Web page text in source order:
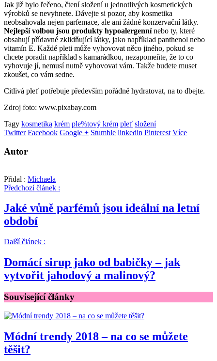
Jak již bylo řečeno, čtení složení u jednotlivých kosmetických
výrobků se nevyhnete. Dávejte si pozor, aby kosmetika
neobsahovala nejen parfemace, ale ani žádné konzervační látky.
Nejlepší volbou jsou produkty hypoalergennínebo ty, které
obsahují přídavné zklidňující látky, jako například panthenol nebo
vitamín E. Každé pleti může vyhovovat něco jiného, pokud se
chcete poradit například s kamarádkou, nezapomeňte, že to co
vyhovuje jí, nemusí nutně vyhovovat vám. Takže budete muset
zkoušet, co vám sedne.
Citlivá pleť potřebuje především pořádně hydratovat, na to dbejte.
Zdroj foto: www.pixabay.com
Tagy kosmetika krém ple%tový krém pleť složení
Twitter Facebook Google + Stumble linkedin Pinterest Více
Autor
Přidal : Michaela
Předchozí článek :
Jaké vůně parfémů jsou ideální na letní
období
Další článek :
Domácí sirup jako od babičky – jak
vytvořit jahodový a malinový?
Související články
Módní trendy 2018 – na co se můžete
těšit?